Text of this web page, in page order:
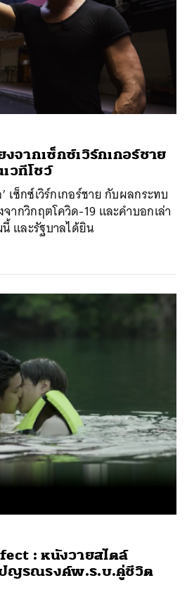
จากเซ็กซ์เวิร์กเกอร์ชาย
วทีโชว์
เซ็กซ์เวิร์กเกอร์ชาย กับผลกระทบ
ากวิกฤตโควิด-19 และคำบอกเล่า
และรัฐบาลได้ยิน
: หนังวายสไตล์
ปญรณรงค์พ.ร.บ.คู่ชีวิต